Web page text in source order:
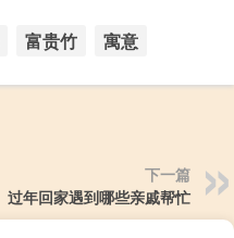
富贵竹 寓意
下一篇
过年回家遇到哪些亲戚帮忙